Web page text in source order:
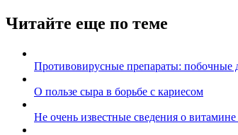
Читайте еще по теме
Противовирусные препараты: побочные
О пользе сыра в борьбе с кариесом
Не очень известные сведения о